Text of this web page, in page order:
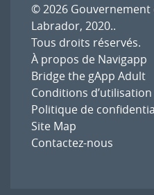
© 2026 Gouvernement
Labrador, 2020..
Tous droits réservés.
À propos de Navigapp
Bridge the gApp Adult
Conditions d’utilisation
Politique de
Site Map
Contactez-nous